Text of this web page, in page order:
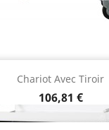
Chariot Avec Tiroir
Prix
106,81 €